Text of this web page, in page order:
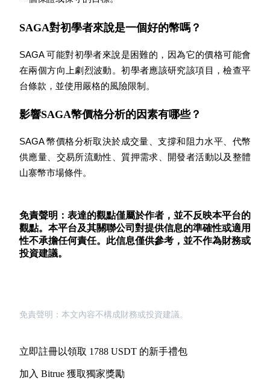
BitMart 用戶遷移專享
註冊&交易贏 500,000 USDT
USDT 新手理財 10% APR
新用戶專享 BTC 6.5% APR
SAGA對初學者來說是一個好的幣嗎？
SAGA 可能對初學者來說是困難的，因為它的價格可能會
在兩個方向上劇烈波動。初學者應該研究該項目，檢查平
台條款，並使用嚴格的風險限制。
影響SAGA幣價格分析的因素有哪些？
SAGA 幣價格分析取決於成交量、支撐和阻力水平、代幣
供應量、交易所流動性、質押需求、開發者活動以及整體
山寨幣市場條件。
免責聲明：表達的觀點僅屬於作者，並不反映本平台的
觀點。本平台及其關聯公司對提供信息的準確性或適用
性不承擔任何責任。此信息僅供參考，並不作為財務或
投資建議。
免責聲明：本文內容不構成財務或投資建議。
立即註冊以領取 1788 USDT 的新手禮包
加入 Bitrue 獲取獨家獎勵